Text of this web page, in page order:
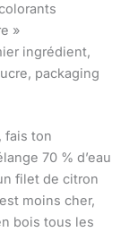
»
ingrédient,
packaging
fais ton
70 % d’eau
filet de citron
moins cher,
bois tous les